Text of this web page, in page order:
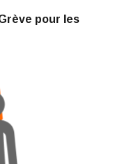
pour les